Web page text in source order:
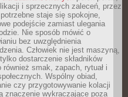
i sprzecznych zaleceń, przez
staje się spokojne,
podejście zamiast ulegania
Nie sposób mówić o
bez uwzględnienia
Człowiek nie jest maszyną,
dostarczenie składników
smak, zapach, rytuał i
Wspólny obiad,
czy przygotowywanie kolacji
znaczenie wykraczające poza